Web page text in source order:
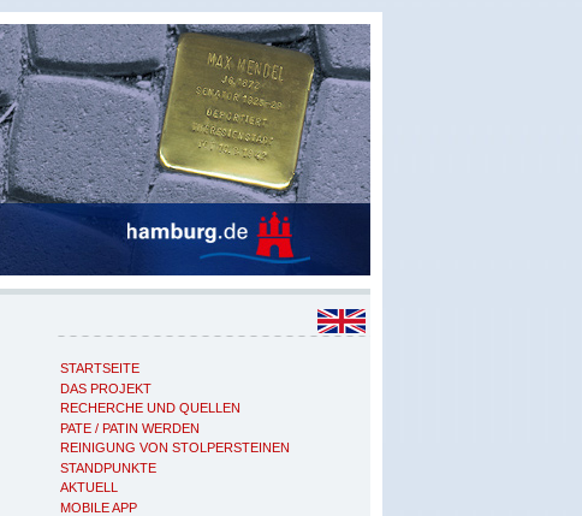
STARTSEITE
DAS PROJEKT
RECHERCHE UND QUELLEN
PATE / PATIN WERDEN
REINIGUNG VON STOLPERSTEINEN
STANDPUNKTE
AKTUELL
MOBILE APP